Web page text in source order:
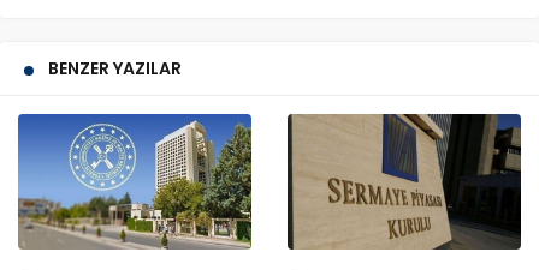
BENZER YAZILAR